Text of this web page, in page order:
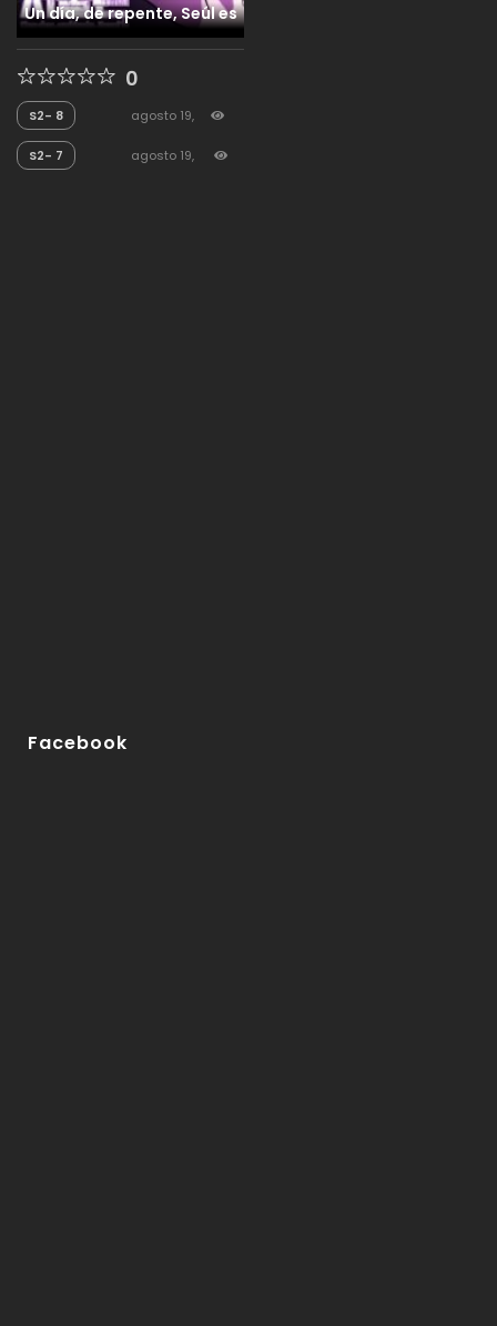
Un día, de repente, Seúl es
0
S2- 8
agosto 19,
S2- 7
agosto 19,
Facebook